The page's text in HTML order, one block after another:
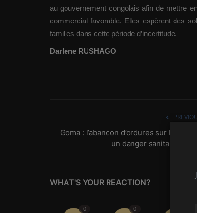
au gouvernement congolais afin de mettre
commercial favorable. Elles espèrent des
familles dans cette période d’incertitude.
Darlene RUSHAGO
Goma : l’abandon d’ordures sur la voie
un danger sanitaire pour
WHAT'S YOUR REACTION?
0 0